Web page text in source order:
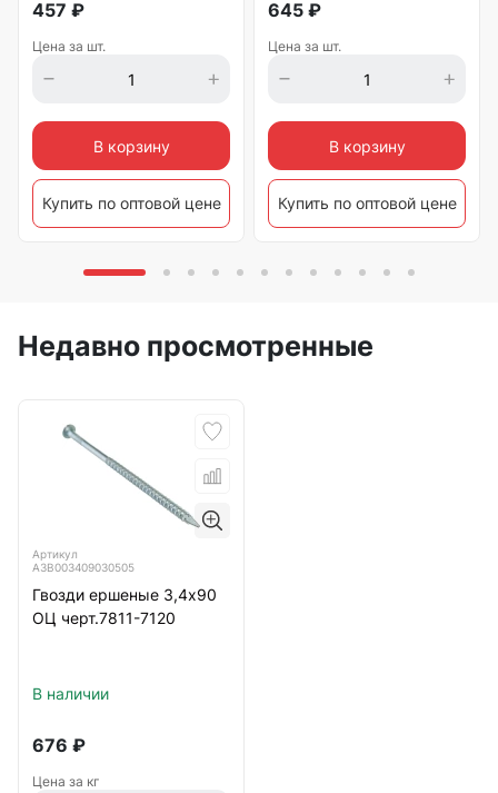
457 ₽
Цена за шт.
В корзину
Купить по оптовой цене
645 ₽
Цена за шт.
В корзину
Купить по оптовой цене
Недавно просмотренные
Артикул
А3В003409030505
Гвозди ершеные 3,4х90
ОЦ черт.7811-7120
В наличии
676 ₽
Цена за кг